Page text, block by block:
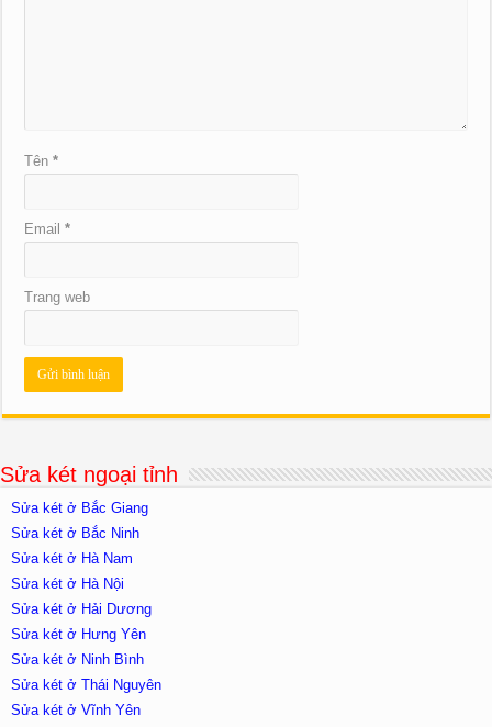
Tên*
Email*
Trang web
Sửa két ngoại tỉnh
Sửa két ở Bắc Giang
Sửa két ở Bắc Ninh
Sửa két ở Hà Nam
Sửa két ở Hà Nội
Sửa két ở Hải Dương
Sửa két ở Hưng Yên
Sửa két ở Ninh Bình
Sửa két ở Thái Nguyên
Sửa két ở Vĩnh Yên